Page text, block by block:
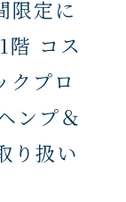
限定に
階 コス
クプロ
ンプ＆
り扱い